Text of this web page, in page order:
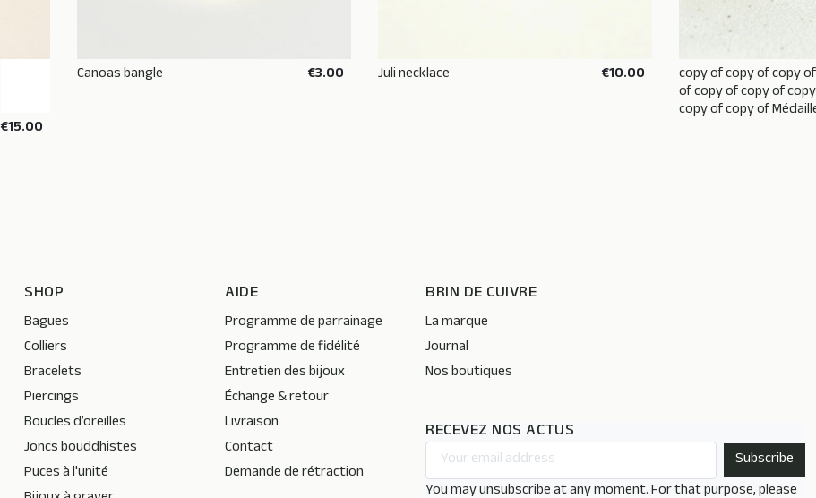
€15.00
RUPTURE DE STOCK
Canoas bangle €3.00 Juli necklace €10.00 ADD
copy of copy of copy
of copy of copy of
copy of copy of
SHOP
Bagues
Colliers
Bracelets
Piercings
Boucles d’oreilles
Joncs bouddhistes
Puces à l'unité
AIDE
Programme de parrainage
Programme de fidélité
Entretien des bijoux
Échange & retour
Livraison
Contact
Demande de rétraction
BRIN DE CUIVRE
La marque
Journal
Nos boutiques
RECEVEZ NOS ACTUS
You may unsubscribe at any moment. For that purpose, please